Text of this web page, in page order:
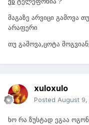
მაგაზე არვიცი გამოვა
არაფერი
თუ გამოვა,ცოტა
xuloxulo
Posted August 9,
ხო რა ზუსტად ეგაა